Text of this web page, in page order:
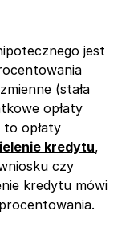
jest
(stała
opłaty
opłaty
kredytu,
czy
kredytu mówi